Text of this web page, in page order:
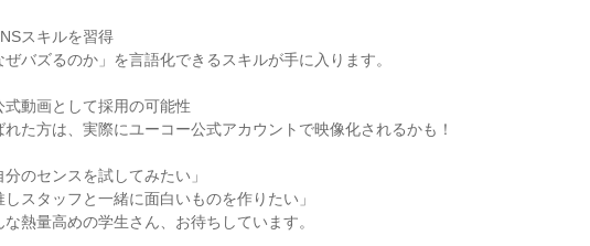
スキルを習得
ぜバズるのか」を言語化できるスキルが手に入ります。
式動画として採用の可能性
れた方は、実際にユーコー公式アカウントで映像化されるかも！
分のセンスを試してみたい」
しスタッフと一緒に面白いものを作りたい」
な熱量高めの学生さん、お待ちしています。